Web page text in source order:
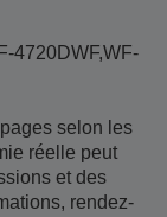
4720DWF,WF-
selon les
réelle peut
et des
rendez-